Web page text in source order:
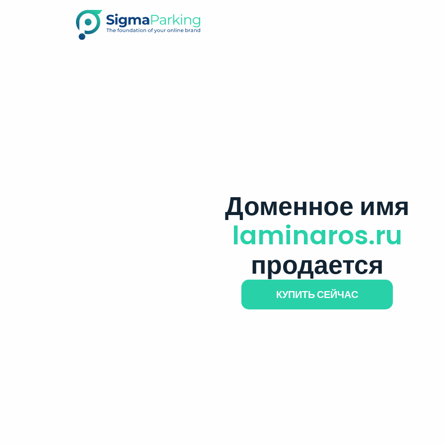
Доменное имя
laminaros.ru
продается
КУПИТЬ СЕЙЧАС